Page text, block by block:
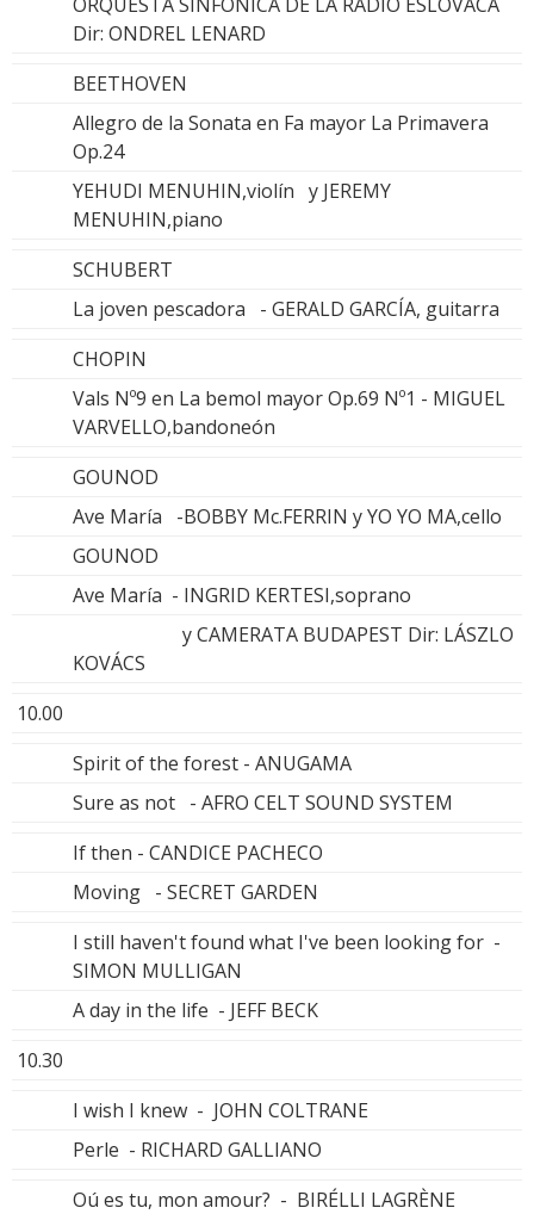
Dir: ONDREL LENARD
BEETHOVEN
Allegro de la Sonata en Fa mayor La Primavera
Op.24
YEHUDI MENUHIN,violín y JEREMY
MENUHIN,piano
SCHUBERT
La joven pescadora - GERALD GARCÍA, guitarra
CHOPIN
Vals Nº9 en La bemol mayor Op.69 Nº1 - MIGUEL
VARVELLO,bandoneón
GOUNOD
Ave María -BOBBY Mc.FERRIN y YO YO MA,cello
GOUNOD
Ave María - INGRID KERTESI,soprano
y CAMERATA BUDAPEST Dir: LÁSZLO
KOVÁCS
10.00
Spirit of the forest - ANUGAMA
Sure as not - AFRO CELT SOUND SYSTEM
If then - CANDICE PACHECO
Moving - SECRET GARDEN
I still haven't found what I've been looking for -
SIMON MULLIGAN
A day in the life - JEFF BECK
10.30
I wish I knew - JOHN COLTRANE
Perle - RICHARD GALLIANO
Oú es tu, mon amour? - BIRÉLLI LAGRÈNE